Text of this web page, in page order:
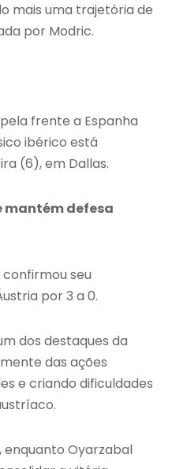
mais uma trajetória de
por Modric.
frente a Espanha
ibérico está
(6), em Dallas.
mantém defesa
confirmou seu
por 3 a 0.
dos destaques da
das ações
e criando dificuldades
enquanto Oyarzabal